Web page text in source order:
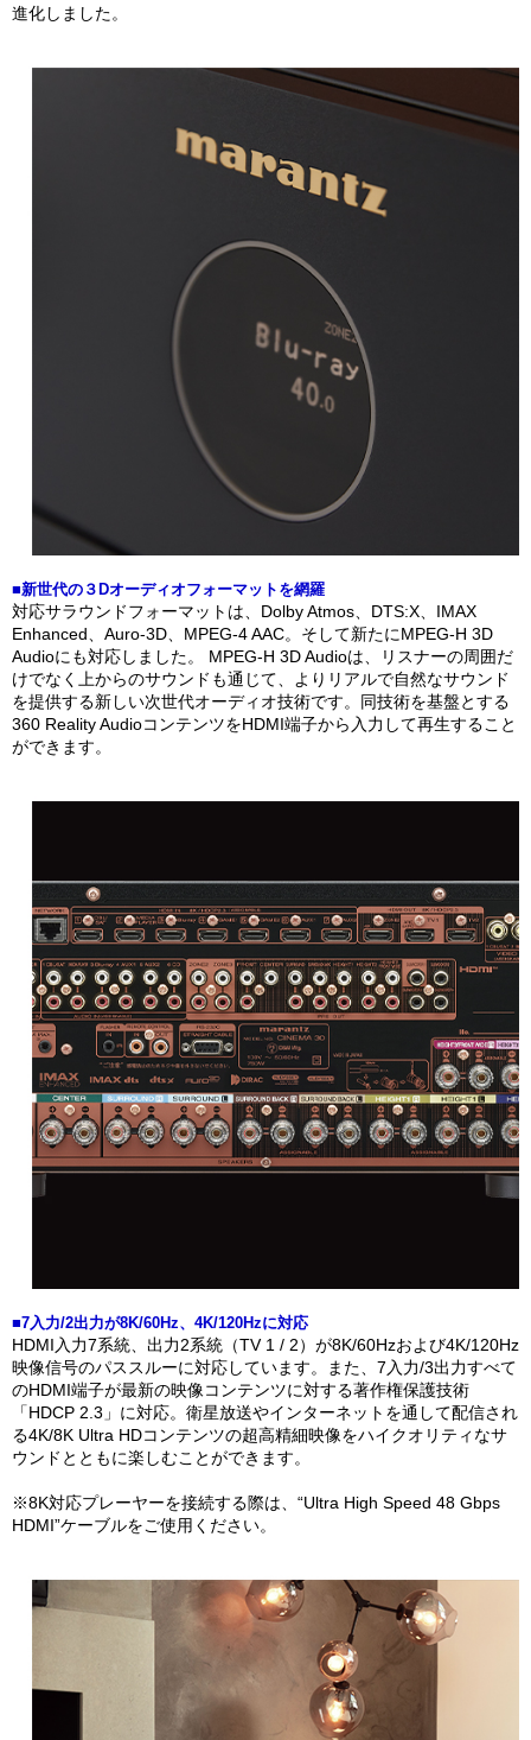
進化しました。
■新世代の３Dオーディオフォーマットを網羅
対応サラウンドフォーマットは、Dolby Atmos、DTS:X、IMAX
Enhanced、Auro-3D、MPEG-4 AAC。そして新たにMPEG-H 3D
Audioにも対応しました。 MPEG-H 3D Audioは、リスナーの周囲だ
けでなく上からのサウンドも通じて、よりリアルで自然なサウンド
を提供する新しい次世代オーディオ技術です。同技術を基盤とする
360 Reality AudioコンテンツをHDMI端子から入力して再生すること
ができます。
■7入力/2出力が8K/60Hz、4K/120Hzに対応
HDMI入力7系統、出力2系統（TV 1 / 2）が8K/60Hzおよび4K/120Hz
映像信号のパススルーに対応しています。また、7入力/3出力すべて
のHDMI端子が最新の映像コンテンツに対する著作権保護技術
「HDCP 2.3」に対応。衛星放送やインターネットを通して配信され
る4K/8K Ultra HDコンテンツの超高精細映像をハイクオリティなサ
ウンドとともに楽しむことができます。
※8K対応プレーヤーを接続する際は、“Ultra High Speed 48 Gbps
HDMI”ケーブルをご使用ください。